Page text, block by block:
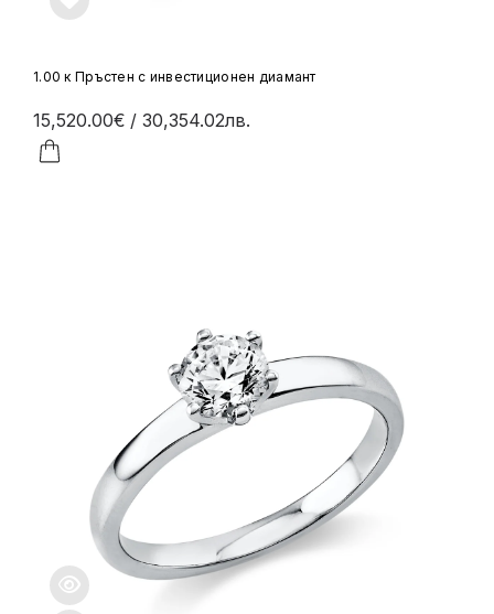
1.00 к Пръстен с инвестиционен диамант
15,520.00€ / 30,354.02лв.